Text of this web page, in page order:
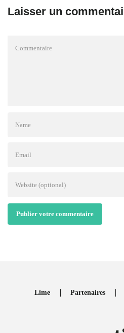
Laisser un
Publier votre commentaire
Lime Partenaires